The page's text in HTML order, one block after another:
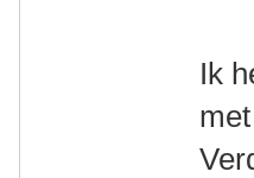
Ik